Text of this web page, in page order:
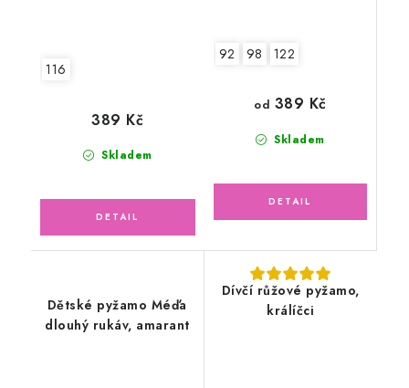
116
Skladem
389 Kč
92 98 122
Skladem
od 389 Kč
Dětské pyžamo Méďa
dlouhý rukáv, amarant
Dívčí růžové pyžamo,
králíčci